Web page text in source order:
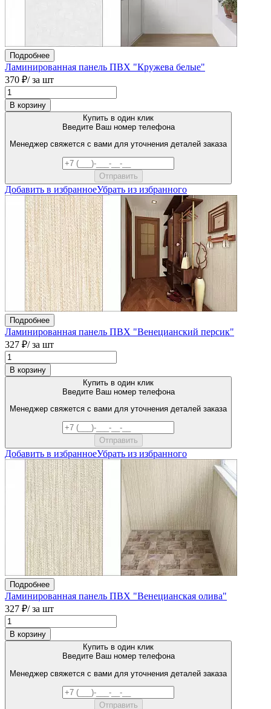
Подробнее
Ламинированная панель ПВХ "Кружева белые"
370 ₽/ за шт
В корзину
Купить в один клик
Введите Ваш номер телефона
Менеджер свяжется с вами для уточнения деталей заказа
Добавить в избранноеУбрать из избранного
Подробнее
Ламинированная панель ПВХ "Венецианский персик"
327 ₽/ за шт
В корзину
Купить в один клик
Введите Ваш номер телефона
Менеджер свяжется с вами для уточнения деталей заказа
Добавить в избранноеУбрать из избранного
Подробнее
Ламинированная панель ПВХ "Венецианская олива"
327 ₽/ за шт
В корзину
Купить в один клик
Введите Ваш номер телефона
Менеджер свяжется с вами для уточнения деталей заказа